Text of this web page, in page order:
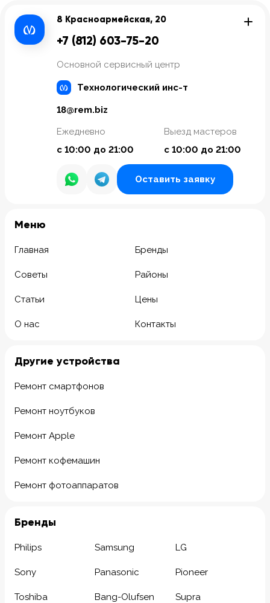
8 Красноармейская, 20
+7 (812) 603-75-20
Основной сервисный центр
Технологический инс-т
18@rem.biz
Ежедневно
с 10:00 до 21:00
Выезд мастеров
с 10:00 до 21:00
Оставить заявку
Meню
Главная Бренды
Советы Районы
Статьи Цены
О нас Контакты
Другие устройства
Ремонт смартфонов
Ремонт ноутбуков
Ремонт Apple
Ремонт кофемашин
Ремонт фотоаппаратов
Бренды
Philips Samsung LG
Sony Panasonic Pioneer
Toshiba Bang-Olufsen Supra